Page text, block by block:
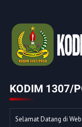
KODIM 1307/
Selamat Datang di